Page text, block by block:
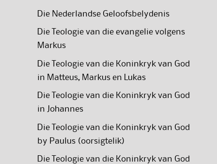
Die Nederlandse Geloofsbelydenis
Die Teologie van die evangelie volgens
Markus
Die Teologie van die Koninkryk van God
in Matteus, Markus en Lukas
Die Teologie van die Koninkryk van God
in Johannes
Die Teologie van die Koninkryk van God
by Paulus (oorsigtelik)
Die Teologie van die Koninkryk van God